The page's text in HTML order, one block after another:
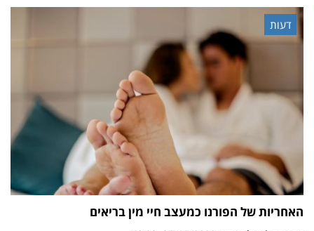
דעות
האחריות של הפורנו כמעצב חיי מין בריאים